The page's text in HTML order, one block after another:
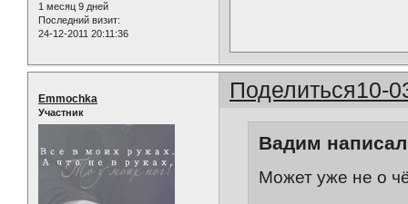
1 месяц 9 дней
Последний визит:
24-12-2011 20:11:36
Поделиться10-
Emmochka
Участник
Вадим
Может уже не о